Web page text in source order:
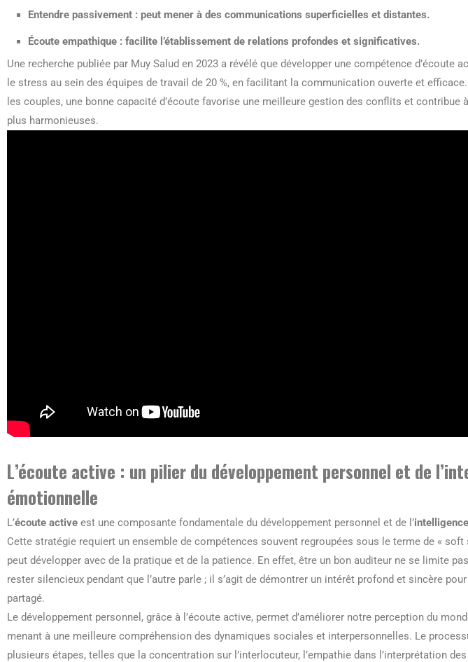
Entendre passivement : peut mener à des communications superficielles et distantes.
Écoute empathique : facilite l’établissement de relations profondes et significatives.
Une recherche publiée par Muy Salud en 2023 a révélé que développer une compétence d’écoute
le stress au sein des équipes de travail de 20 %, en facilitant la communication ouverte et
les couples, une bonne capacité d’écoute favorise une meilleure gestion des conflits et contribue
plus harmonieuses.
L’écoute active : un pilier du développement personnel et de
émotionnelle
L’écoute active est une composante fondamentale du développement personnel et de l’
Cette stratégie requiert un ensemble de compétences souvent regroupées sous le terme de « soft
peut développer avec de la pratique et de la patience. En effet, être un bon auditeur ne se limite
rester silencieux pendant que l’autre parle ; il s’agit de démontrer un intérêt profond et sincère
partagé.
Le développement personnel, grâce à l’écoute active, permet d’améliorer notre perception du
menant à une meilleure compréhension des dynamiques sociales et interpersonnelles. Le
plusieurs étapes, telles que la concentration sur l’interlocuteur, l’empathie dans l’interprétation